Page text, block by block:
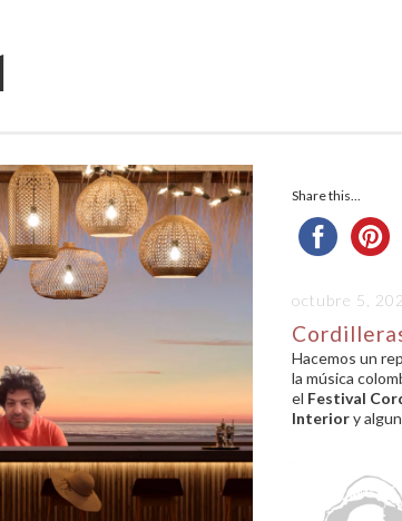
Share this...
octubre 5,
Hacemos un
la música
el Festival
Interiory